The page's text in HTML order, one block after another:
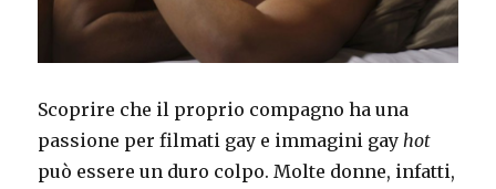
Scoprire che il proprio compagno ha una
passione per filmati gay e immagini gay hot
può essere un duro colpo. Molte donne, infatti,